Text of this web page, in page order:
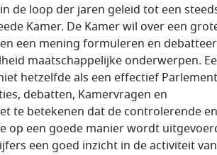
de loop der jaren geleid tot een
Kamer. De Kamer wil over een
een mening formuleren en
maatschappelijke onderwerpen.
hetzelfde als een effectief
debatten, Kamervragen en
te betekenen dat de controlerende en
op een goede manier wordt
een goed inzicht in de activiteit